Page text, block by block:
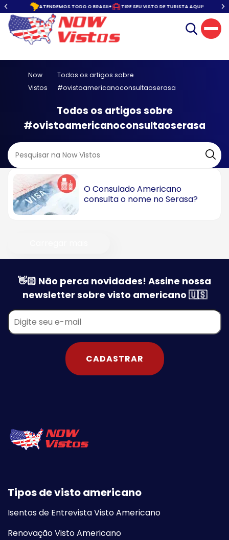
ATENDEMOS TODO O BRASIL TIRE SEU VISTO DE TURISTA AQUI!
Now
Vistos
Todos os artigos sobre
#ovistoamericanoconsultaoserasa
Todos os artigos sobre
#ovistoamericanoconsultaoserasa
O Consulado Americano
consulta o nome no Serasa?
👋🏻 Não perca novidades! Assine nossa
newsletter sobre visto americano 🇺🇸
CADASTRAR
Tipos de visto americano
Isentos de Entrevista Visto Americano
Renovação Visto Americano